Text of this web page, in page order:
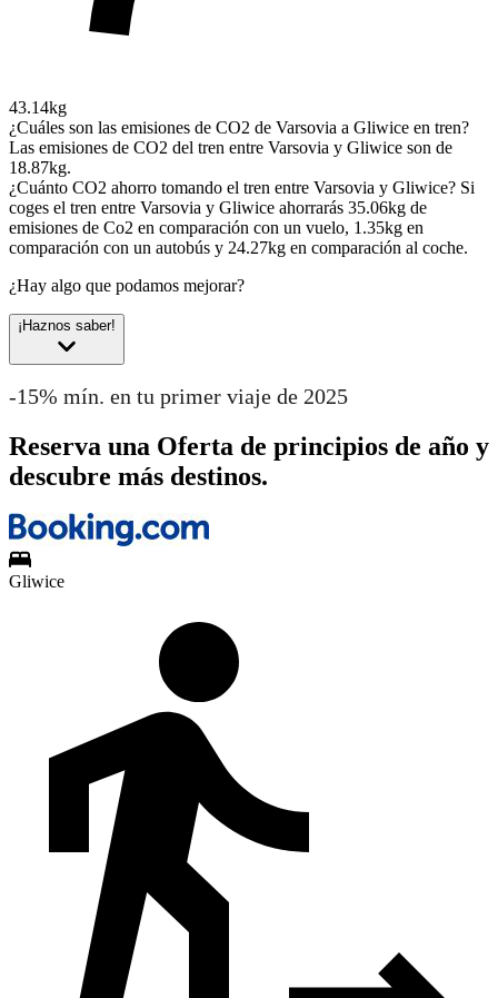
43.14kg
¿Cuáles son las emisiones de CO2 de Varsovia a Gliwice en tren?
Las emisiones de CO2 del tren entre Varsovia y Gliwice son de
18.87kg.
¿Cuánto CO2 ahorro tomando el tren entre Varsovia y Gliwice? Si
coges el tren entre Varsovia y Gliwice ahorrarás 35.06kg de
emisiones de Co2 en comparación con un vuelo, 1.35kg en
comparación con un autobús y 24.27kg en comparación al coche.
¿Hay algo que podamos mejorar?
¡Haznos saber!
-15% mín. en tu primer viaje de 2025
Reserva una Oferta de principios de año y
descubre más destinos.
Gliwice